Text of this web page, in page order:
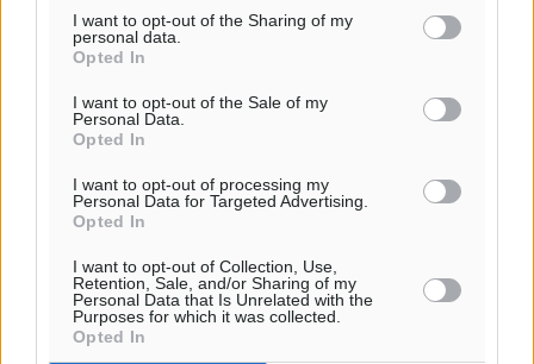
I want to opt-out of the Sharing of my
personal data.
Opted In
I want to opt-out of the Sale of my
Personal Data.
Opted In
I want to opt-out of processing my
Personal Data for Targeted Advertising.
Opted In
I want to opt-out of Collection, Use,
Retention, Sale, and/or Sharing of my
Personal Data that Is Unrelated with the
Purposes for which it was collected.
Opted In
Τοπικές Ειδήσεις πριν 5 ώρες
στέγη έως 2.500 ευρώ
Ειδήσεις• πριν 5 ώρες
«Γιατί οι Τούρκοι συρρέουν στα ελληνικά νησιά»:
Τουρκική εφημερίδα εξηγεί τους λόγους που οι
Τοπικές Ειδήσεις• πριν 5 ώρες
«Μουσικό Ταξίδι στο Αιγαίο»: Η Ρόδος έγραψε μια